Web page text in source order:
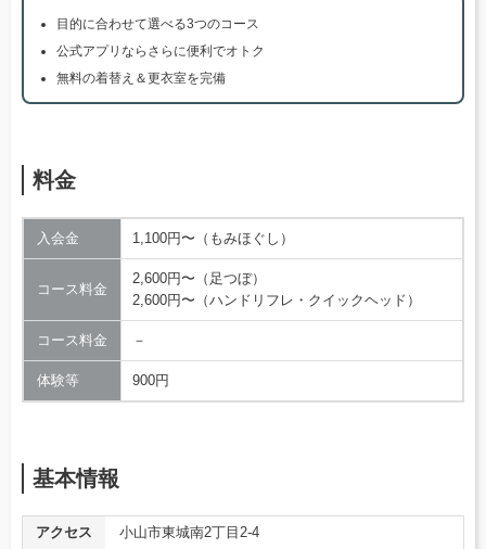
目的に合わせて選べる3つのコース
公式アプリならさらに便利でオトク
無料の着替え＆更衣室を完備
料金
入会金 1,100円〜（もみほぐし）
コース料金
2,600円〜（足つぼ）
2,600円〜（ハンドリフレ・クイックヘッド）
コース料金 －
体験等 900円
基本情報
アクセス 小山市東城南2丁目2-4